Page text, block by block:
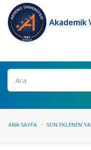
Akademik
Ara
ANA SAYFA SON EKLENEN